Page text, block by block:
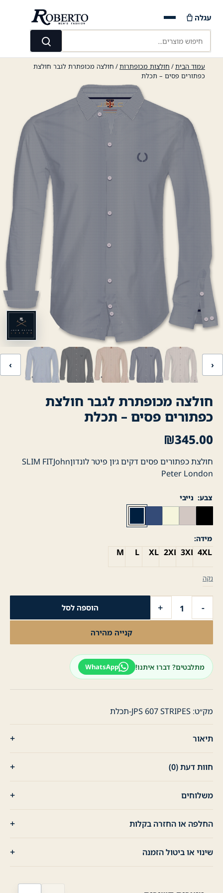
content
חיפוש מוצרים...
חיפוש
עגלה
עמוד הבית/ חולצות מכופתרות/ חולצה מכופתרת לגבר חולצת
כפתורים פסים – תכלת
‹ ›
חולצה מכופתרת לגבר חולצת
כפתורים פסים – תכלת
₪345.00
חולצת כפתורים פסים דקים ג׳ון פיטר לונדוןSLIM FITJohn
Peter London
צבע נייבי
מידה
M L XL 2XL 3XL 4XL
נקה
-
של
כפתורים
תכלת
+ הוספה לסל
קנייה מהירה
מתלבטים? דברו איתנו! WhatsApp
מק״ט: JPS 607 STRIPES-תכלת
תיאור
חוות דעת (0)
משלוחים
החלפה או החזרה בקלות
שינוי או ביטול הזמנה